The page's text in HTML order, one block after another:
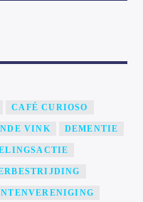
CAFÉ CURIOSO
VINK DEMENTIE